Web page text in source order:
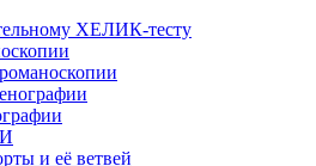
ХЕЛИК-тесту
и её ветвей